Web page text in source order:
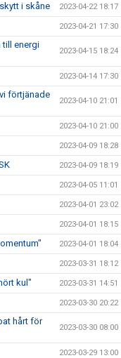
i skåne 2023-04-22 18:17
2023-04-21 17:30
till energi
2023-04-15 18:24
2023-04-14 17:30
förtjänade
2023-04-10 21:01
2023-04-10 21:00
2023-04-09 18:28
2023-04-09 18:19
2023-04-05 11:01
2023-04-01 23:02
2023-04-01 18:15
2023-04-01 18:04
2023-03-31 18:12
kul" 2023-03-31 14:51
2023-03-30 20:22
hårt för
2023-03-30 08:00
2023-03-29 13:00